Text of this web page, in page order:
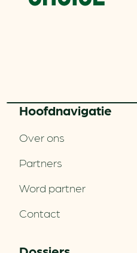
Hoofd­navigatie
Over ons
Partners
Word partner
Contact